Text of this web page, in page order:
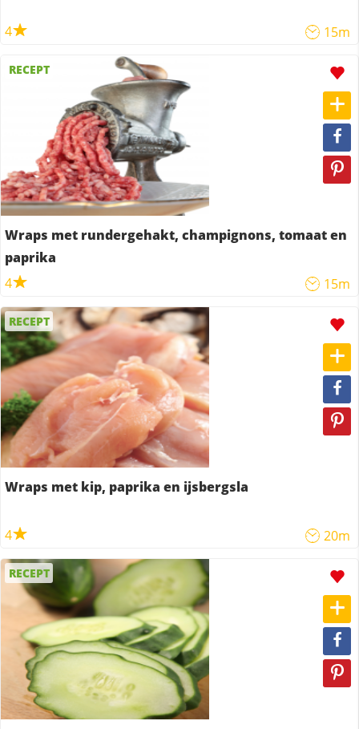
4 15m
RECEPT
Wraps met rundergehakt, champignons, tomaat en
paprika
4
15m
RECEPT
Wraps met kip, paprika en ijsbergsla
4 20m
RECEPT